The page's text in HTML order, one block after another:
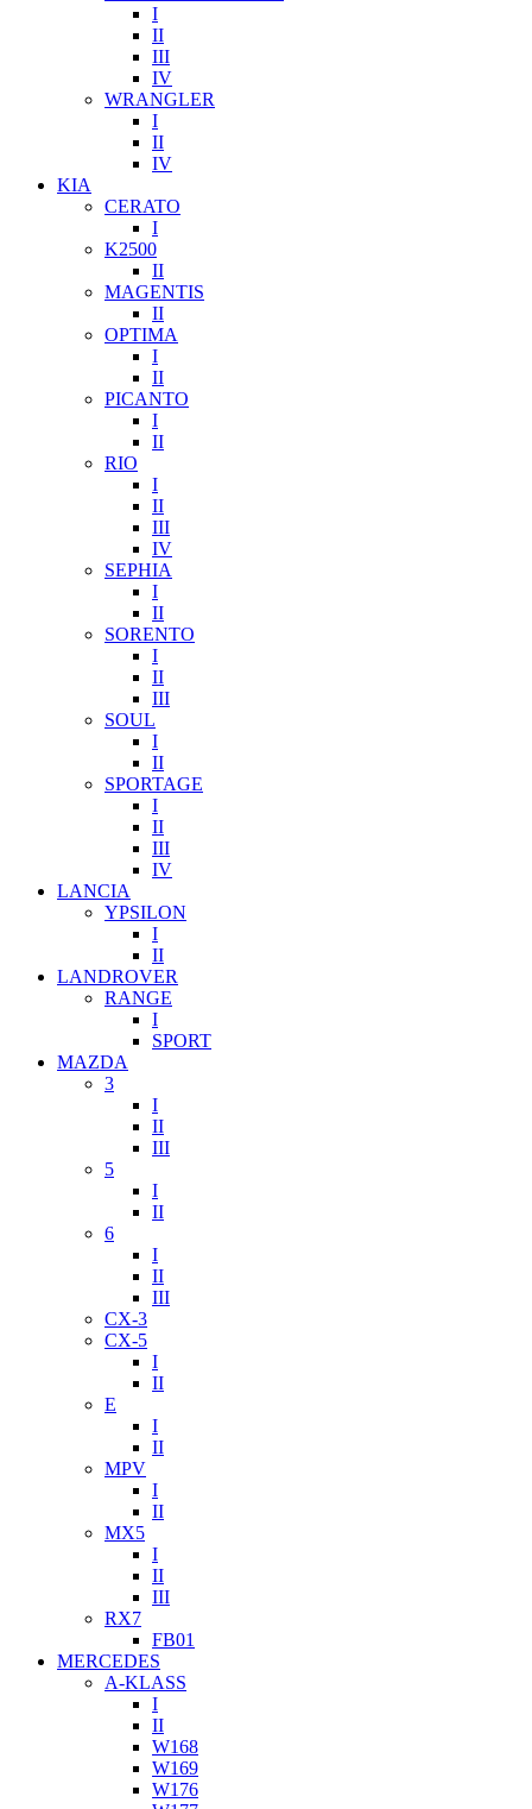
I
II
III
IV
WRANGLER
I
II
IV
KIA
CERATO
I
K2500
II
MAGENTIS
II
OPTIMA
I
II
PICANTO
I
II
RIO
I
II
III
IV
SEPHIA
I
II
SORENTO
I
II
III
SOUL
I
II
SPORTAGE
I
II
III
IV
LANCIA
YPSILON
I
II
LANDROVER
RANGE
I
SPORT
MAZDA
3
I
II
III
5
I
II
6
I
II
III
CX-3
CX-5
I
II
E
I
II
MPV
I
II
MX5
I
II
III
RX7
FB01
MERCEDES
A-KLASS
I
II
W168
W169
W176